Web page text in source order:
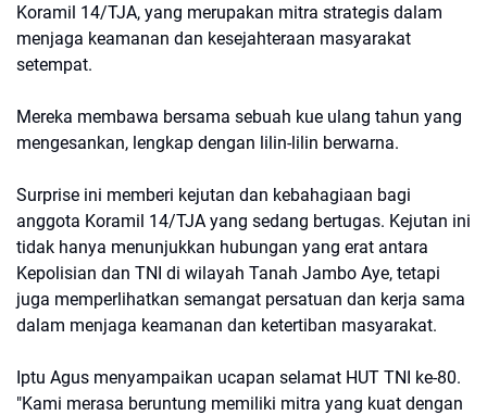
Koramil 14/TJA, yang merupakan mitra strategis dalam
menjaga keamanan dan kesejahteraan masyarakat
setempat.
Mereka membawa bersama sebuah kue ulang tahun yang
mengesankan, lengkap dengan lilin-lilin berwarna.
Surprise ini memberi kejutan dan kebahagiaan bagi
anggota Koramil 14/TJA yang sedang bertugas. Kejutan ini
tidak hanya menunjukkan hubungan yang erat antara
Kepolisian dan TNI di wilayah Tanah Jambo Aye, tetapi
juga memperlihatkan semangat persatuan dan kerja sama
dalam menjaga keamanan dan ketertiban masyarakat.
Iptu Agus menyampaikan ucapan selamat HUT TNI ke-80.
"Kami merasa beruntung memiliki mitra yang kuat dengan